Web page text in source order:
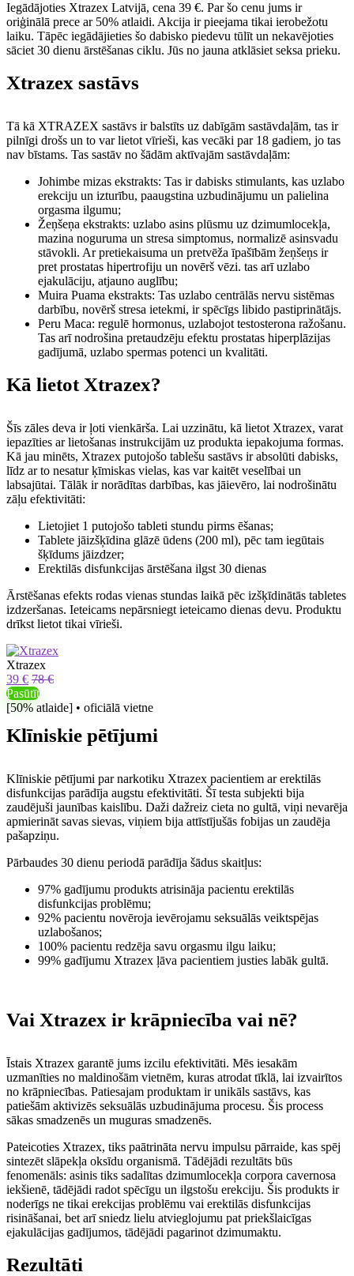
Iegādājoties Xtrazex Latvijā, cena 39 €. Par šo cenu jums ir
oriģinālā prece ar 50% atlaidi. Akcija ir pieejama tikai ierobežotu
laiku. Tāpēc iegādājieties šo dabisko piedevu tūlīt un nekavējoties
sāciet 30 dienu ārstēšanas ciklu. Jūs no jauna atklāsiet seksa prieku.
Xtrazex sastāvs
Tā kā XTRAZEX sastāvs ir balstīts uz dabīgām sastāvdaļām, tas ir
pilnīgi drošs un to var lietot vīrieši, kas vecāki par 18 gadiem, jo ​​tas
nav bīstams. Tas sastāv no šādām aktīvajām sastāvdaļām:
Johimbe mizas ekstrakts: Tas ir dabisks stimulants, kas uzlabo
erekciju un izturību, paaugstina uzbudinājumu un palielina
orgasma ilgumu;
Žeņšeņa ekstrakts: uzlabo asins plūsmu uz dzimumlocekļa,
mazina noguruma un stresa simptomus, normalizē asinsvadu
stāvokli. Ar pretiekaisuma un pretvēža īpašībām žeņšeņs ir
pret prostatas hipertrofiju un novērš vēzi. tas arī uzlabo
ejakulāciju, atjauno auglību;
Muira Puama ekstrakts: Tas uzlabo centrālās nervu sistēmas
darbību, novērš stresa ietekmi, ir spēcīgs libido pastiprinātājs.
Peru Maca: regulē hormonus, uzlabojot testosterona ražošanu.
Tas arī nodrošina pretaudzēju efektu prostatas hiperplāzijas
gadījumā, uzlabo spermas potenci un kvalitāti.
Kā lietot Xtrazex?
Šīs zāles deva ir ļoti vienkārša. Lai uzzinātu, kā lietot Xtrazex, varat
iepazīties ar lietošanas instrukcijām uz produkta iepakojuma formas.
Kā jau minēts, Xtrazex putojošo tablešu sastāvs ir absolūti dabisks,
līdz ar to nesatur ķīmiskas vielas, kas var kaitēt veselībai un
labsajūtai. Tālāk ir norādītas darbības, kas jāievēro, lai nodrošinātu
zāļu efektivitāti:
Lietojiet 1 putojošo tableti stundu pirms ēšanas;
Tablete jāizšķīdina glāzē ūdens (200 ml), pēc tam iegūtais
šķīdums jāizdzer;
Erektilās disfunkcijas ārstēšana ilgst 30 dienas
Ārstēšanas efekts rodas vienas stundas laikā pēc izšķīdinātās tabletes
izdzeršanas. Ieteicams nepārsniegt ieteicamo dienas devu. Produktu
drīkst lietot tikai vīrieši.
Xtrazex
39 € 78 €
Pasūtīt
[50% atlaide] • oficiālā vietne
Klīniskie pētījumi
Klīniskie pētījumi par narkotiku Xtrazex pacientiem ar erektilās
disfunkcijas parādīja augstu efektivitāti. Šī testa subjekti bija
zaudējuši jaunības kaislību. Daži dažreiz cieta no gultā, viņi nevarēja
apmierināt savas sievas, viņiem bija attīstījušās fobijas un zaudēja
pašapziņu.
Pārbaudes 30 dienu periodā parādīja šādus skaitļus:
97% gadījumu produkts atrisināja pacientu erektilās
disfunkcijas problēmu;
92% pacientu novēroja ievērojamu seksuālās veiktspējas
uzlabošanos;
100% pacientu redzēja savu orgasmu ilgu laiku;
99% gadījumu Xtrazex ļāva pacientiem justies labāk gultā.
Vai Xtrazex ir krāpniecība vai nē?
Īstais Xtrazex garantē jums izcilu efektivitāti. Mēs iesakām
uzmanīties no maldinošām vietnēm, kuras atrodat tīklā, lai izvairītos
no krāpniecības. Patiesajam produktam ir unikāls sastāvs, kas
patiešām aktivizēs seksuālās uzbudinājuma procesu. Šis process
sākas smadzenēs un muguras smadzenēs.
Pateicoties Xtrazex, tiks paātrināta nervu impulsu pārraide, kas spēj
sintezēt slāpekļa oksīdu organismā. Tādējādi rezultāts būs
fenomenāls: asinis tiks sadalītas dzimumlocekļa corpora cavernosa
iekšienē, tādējādi radot spēcīgu un ilgstošu erekciju. Šis produkts ir
noderīgs ne tikai erekcijas problēmu vai erektilās disfunkcijas
risināšanai, bet arī sniedz lielu atvieglojumu pat priekšlaicīgas
ejakulācijas gadījumos, tādējādi pagarinot dzimumaktu.
Rezultāti